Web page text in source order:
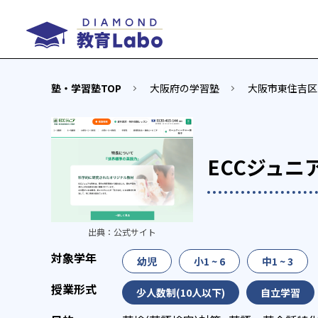
塾・学習塾TOP 大阪府の学習塾 大阪市東住吉
ECCジュニ
出典： 公式サイト
幼児 小1 ~ 6 中1 ~ 3
少人数制(10人以下) 自立学習